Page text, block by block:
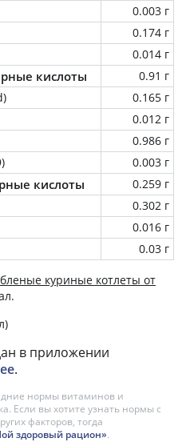
0.003 г
0.174 г
0.014 г
кислоты
0.91 г
0.165 г
0.012 г
0.986 г
0.003 г
кислоты
0.259 г
0.302 г
0.016 г
0.03 г
куриные котлеты от
в приложении
.
нормы витаминов и
Если вы хотите узнать нормы с
факторов, тогда
здоровый рацион».